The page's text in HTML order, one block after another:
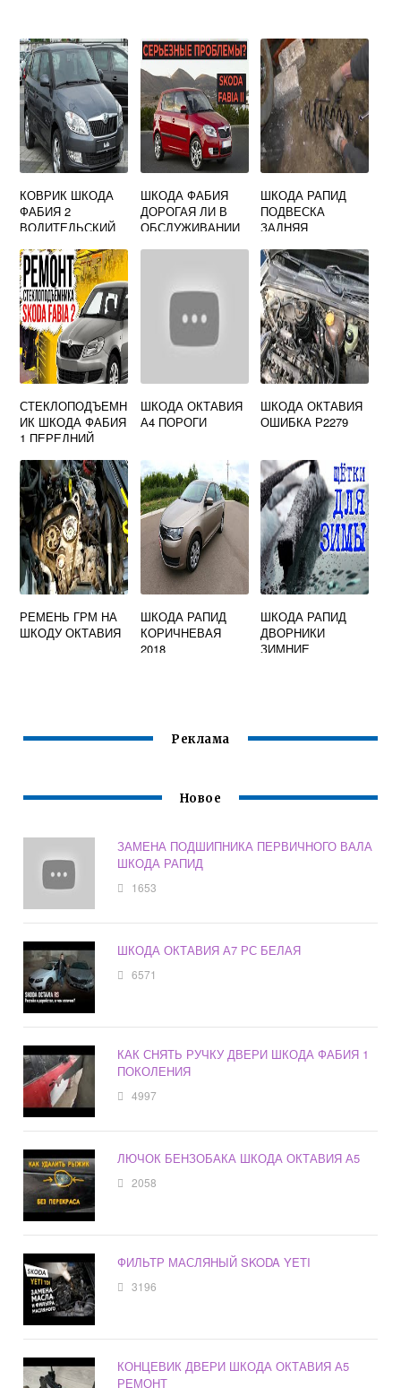
КОВРИК ШКОДА
ФАБИЯ 2
ВОДИТЕЛЬСКИЙ
ШКОДА ФАБИЯ
ДОРОГАЯ ЛИ В
ОБСЛУЖИВАНИИ
ШКОДА РАПИД
ПОДВЕСКА
ЗАДНЯЯ
СТЕКЛОПОДЪЕМН
ИК ШКОДА ФАБИЯ
1 ПЕРЕДНИЙ
ШКОДА ОКТАВИЯ
А4 ПОРОГИ
ШКОДА ОКТАВИЯ
ОШИБКА Р2279
РЕМЕНЬ ГРМ НА
ШКОДУ ОКТАВИЯ
ШКОДА РАПИД
КОРИЧНЕВАЯ
2018
ШКОДА РАПИД
ДВОРНИКИ
ЗИМНИЕ
Реклама
Новое
ЗАМЕНА ПОДШИПНИКА ПЕРВИЧНОГО ВАЛА
ШКОДА РАПИД
1653
ШКОДА ОКТАВИЯ А7 РС БЕЛАЯ
6571
КАК СНЯТЬ РУЧКУ ДВЕРИ ШКОДА ФАБИЯ 1
ПОКОЛЕНИЯ
4997
ЛЮЧОК БЕНЗОБАКА ШКОДА ОКТАВИЯ А5
2058
ФИЛЬТР МАСЛЯНЫЙ SKODA YETI
3196
КОНЦЕВИК ДВЕРИ ШКОДА ОКТАВИЯ А5
РЕМОНТ